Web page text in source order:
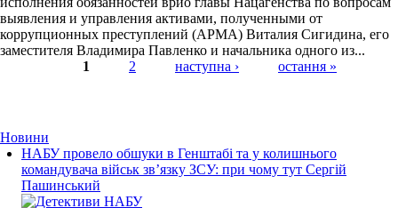
выявления и управления активами, полученными от
коррупционных преступлений (АРМА) Виталия Сигидина, его
заместителя Владимира Павленко и начальника одного из...
1 2 наступна › остання »
Новини
НАБУ провело обшуки в Генштабі та у колишнього
командувача військ зв’язку ЗСУ: при чому тут Сергій
Пашинський